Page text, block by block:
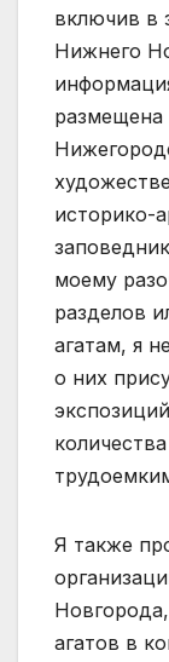
включив в
Нижнего
размещена
историко-
моему
разделов
агатам, я
о них
Я также
агатов в